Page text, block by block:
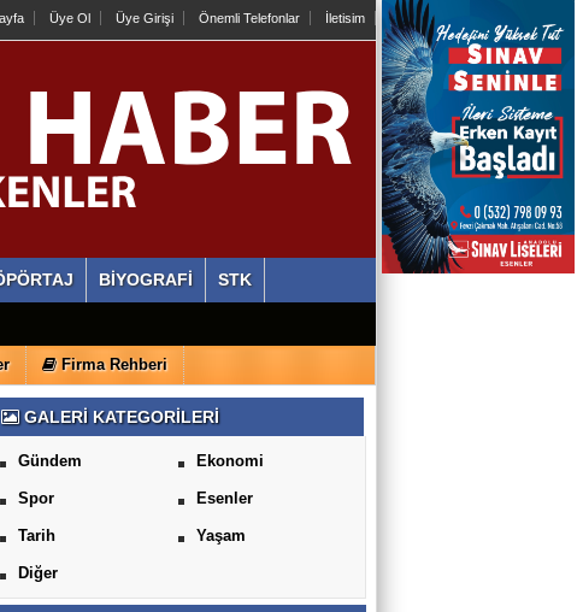
Üye Ol Üye Girişi Önemli Telefonlar İletisim
BİYOGRAFİ STK
Firma Rehberi
GALERİ KATEGORİLERİ
Gündem Ekonomi
Spor Esenler
Tarih Yaşam
Diğer